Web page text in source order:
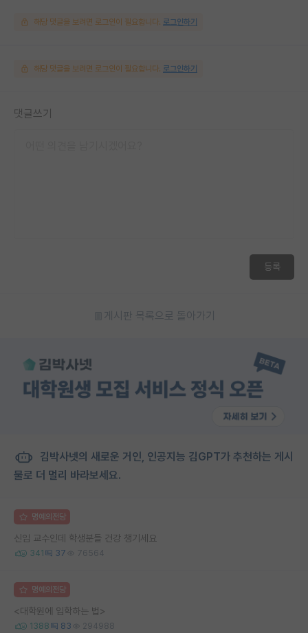
해당 댓글을 보려면 로그인이 필요합니다. 로그인하기
해당 댓글을 보려면 로그인이 필요합니다. 로그인하기
댓글쓰기
등록
게시판 목록으로 돌아가기
김박사넷의 새로운 거인, 인공지능 김GPT가 추천하는 게시
물로 더 멀리 바라보세요.
명예의전당
신임 교수인데 학생분들 건강 챙기세요
341 37 76564
명예의전당
<대학원에 입학하는 법>
1388 83 294988